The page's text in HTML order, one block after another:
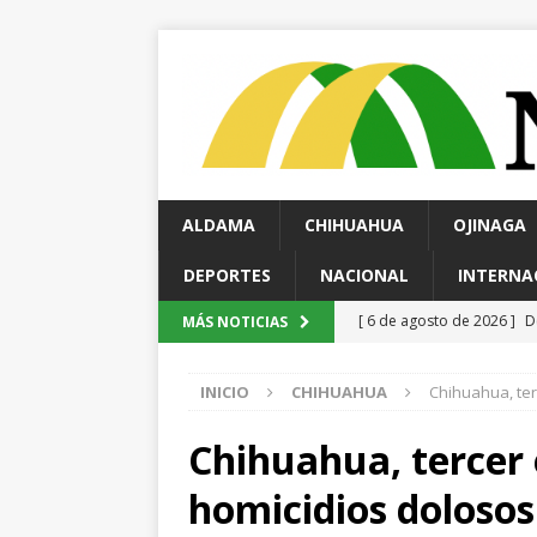
ALDAMA CHIHUAHUA OJINAGA
DEPORTES NACIONAL
MÁS NOTICIAS [ 6 de agosto de 2026 ]
[ 6 de agosto de 2026 ]
[ 6 de agosto de 2026 ]
Ampliación; investigan
INICIO CHIHUAHUA Chihuahua,
Chihuahua, tercer
homicidios